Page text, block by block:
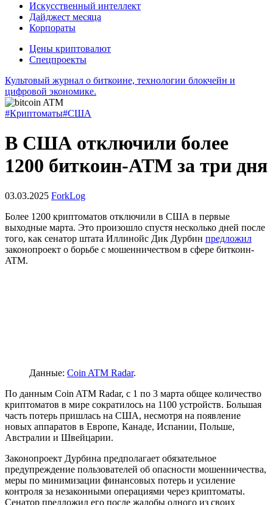
Искусственный интеллект
Дайджест месяца
Корпораты
Цены криптовалют
Спецпроекты
Культовый журнал о биткоине, технологии блокчейн и
цифровой экономике.
#Криптоматы#США
В США отключили более
1200 биткоин-ATM за три дня
03.03.2025 ForkLog
Более 1200 криптоматов отключили в США в первые
выходные марта. Это произошло спустя несколько дней после
того, как сенатор штата Иллинойс Дик Дурбин предложил
законопроект о борьбе с мошенничеством в сфере биткоин-
ATM.
Данные: Coin ATM Radar.
По данным Coin ATM Radar, с 1 по 3 марта общее количество
криптоматов в мире сократилось на 1100 устройств. Большая
часть потерь пришлась на США, несмотря на появление
новых аппаратов в Европе, Канаде, Испании, Польше,
Австралии и Швейцарии.
Законопроект Дурбина предполагает обязательное
предупреждение пользователей об опасности мошенничества,
меры по минимизации финансовых потерь и усиление
контроля за незаконными операциями через криптоматы.
Сенатор предложил его после жалобы одного из своих